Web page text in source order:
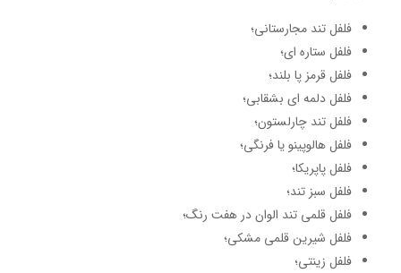
فلفل تند مجارستانی؛
فلفل ستاره ای؛
فلفل قرمز پا بلند؛
فلفل دلمه ای بشقابی؛
فلفل تند چارلستون؛
فلفل هالوپینو یا فرنگی؛
فلفل پاپریکا؛
فلفل سبز تند؛
فلفل قلمی تند الوان در هفت رنگ؛
فلفل شیرین قلمی مشکی؛
فلفل زینتی؛